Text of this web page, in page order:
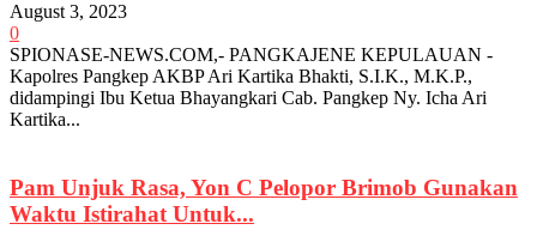
August 3, 2023
0
SPIONASE-NEWS.COM,- PANGKAJENE KEPULAUAN -
Kapolres Pangkep AKBP Ari Kartika Bhakti, S.I.K., M.K.P.,
didampingi Ibu Ketua Bhayangkari Cab. Pangkep Ny. Icha Ari
Kartika...
Pam Unjuk Rasa, Yon C Pelopor Brimob Gunakan
Waktu Istirahat Untuk...